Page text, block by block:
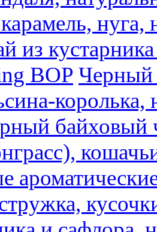
нуга,
из
BOP Черный
байховый